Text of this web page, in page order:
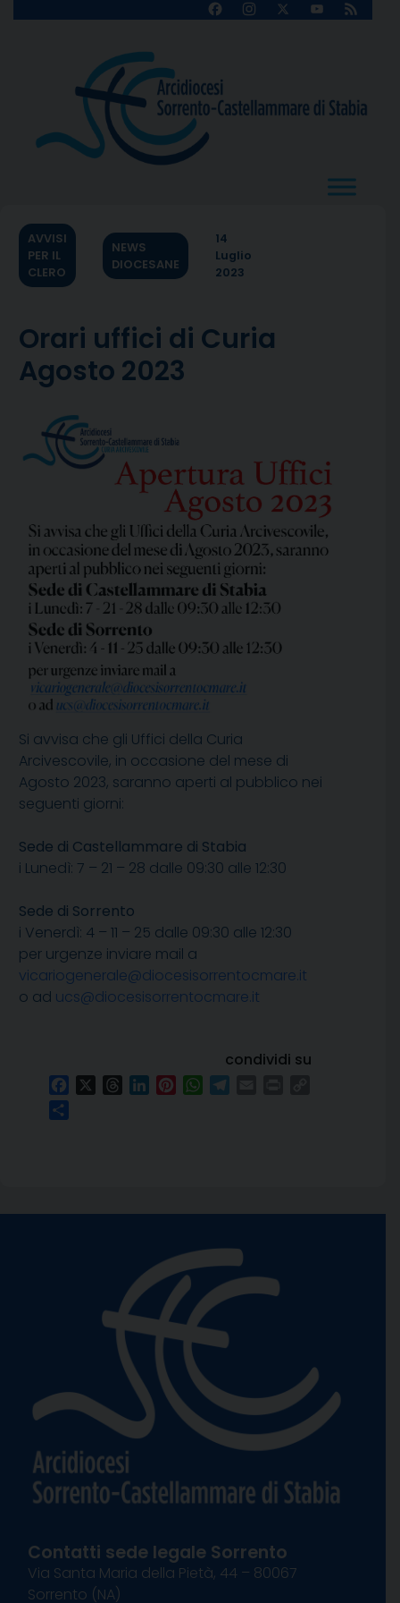
FacebookInstagram
X
YouTube
Feed
AVVISI
PER IL
CLERO
NEWS
DIOCESANE
14
Luglio
2023
Orari uffici di Curia
Agosto 2023
Si avvisa che gli Uffici della Curia
Arcivescovile, in occasione del mese di
Agosto 2023, saranno aperti al pubblico nei
seguenti giorni:
Sede di Castellammare di Stabia
i Lunedì: 7 – 21 – 28 dalle 09:30 alle 12:30
Sede di Sorrento
i Venerdì: 4 – 11 – 25 dalle 09:30 alle 12:30
per urgenze inviare mail a
vicariogenerale@diocesisorrentocmare.it
o ad ucs@diocesisorrentocmare.it
condividi su
FacebookThreadsLinkedInPinterestWhatsApp
Contatti sede legale Sorrento
Via Santa Maria della Pietà, 44 – 80067
Sorrento (NA)